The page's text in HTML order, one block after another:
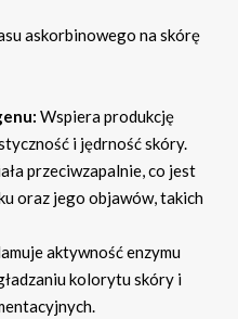
askorbinowego na skórę
Wspiera produkcję
i jędrność skóry.
przeciwzapalnie, co jest
oraz jego objawów, takich
aktywność enzymu
kolorytu skóry i